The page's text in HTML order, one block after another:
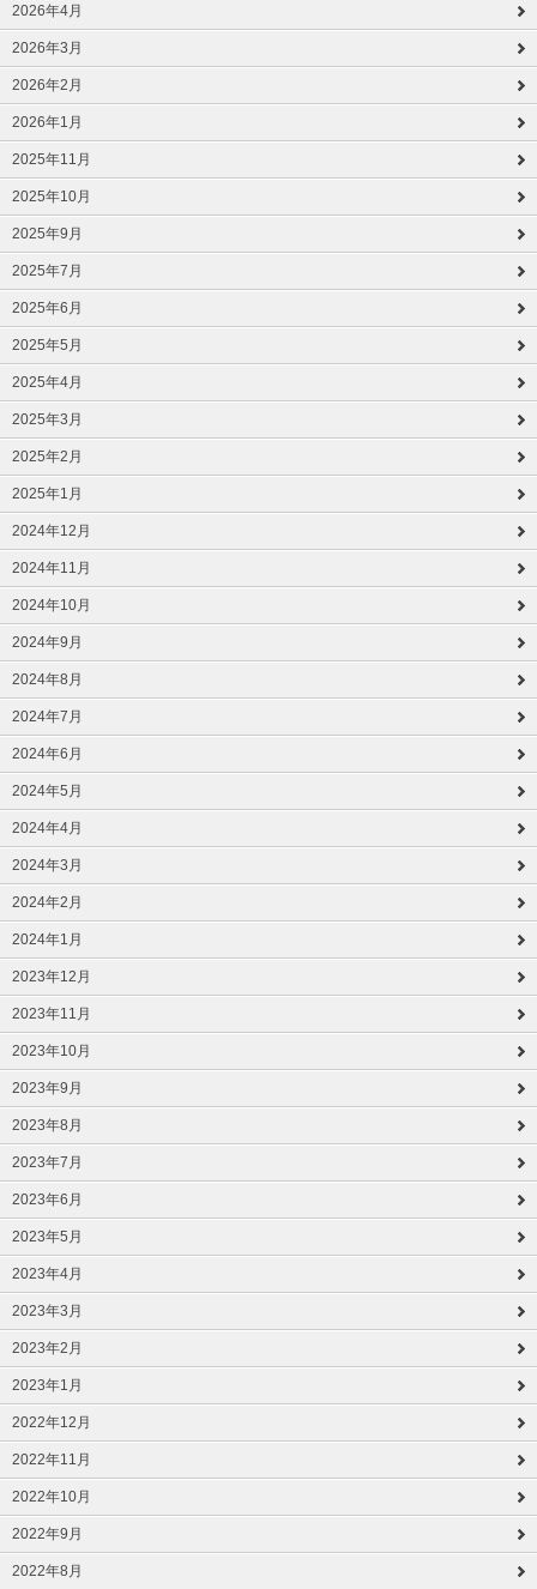
2026年4月
2026年3月
2026年2月
2026年1月
2025年11月
2025年10月
2025年9月
2025年7月
2025年6月
2025年5月
2025年4月
2025年3月
2025年2月
2025年1月
2024年12月
2024年11月
2024年10月
2024年9月
2024年8月
2024年7月
2024年6月
2024年5月
2024年4月
2024年3月
2024年2月
2024年1月
2023年12月
2023年11月
2023年10月
2023年9月
2023年8月
2023年7月
2023年6月
2023年5月
2023年4月
2023年3月
2023年2月
2023年1月
2022年12月
2022年11月
2022年10月
2022年9月
2022年8月